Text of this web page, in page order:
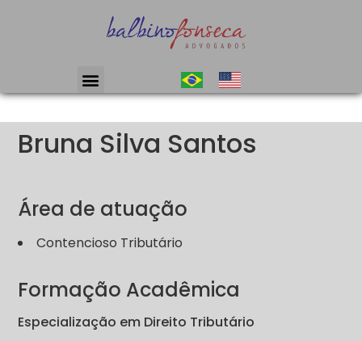
Bruna Silva Santos
Área de atuação
Contencioso Tributário
Formação Acadêmica
Especialização em Direito Tributário